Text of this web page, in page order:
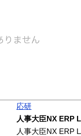
応研
人事大臣NX ERP
人事大臣NX ERP